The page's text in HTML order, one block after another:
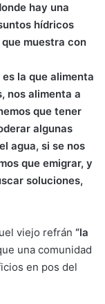
hay una
hídricos
muestra con
la que alimenta
nos alimenta a
que tener
algunas
agua, si se nos
que emigrar, y
soluciones,
viejo refrán “la
una comunidad
en pos del